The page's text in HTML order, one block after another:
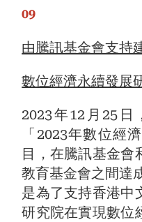
09
由騰訊基金會支持
數位經濟永續發展
2023年12月25日
「2023年數位經
目，在騰訊基金會
教育基金會之間達
是為了支持香港中
研究院在實現數位